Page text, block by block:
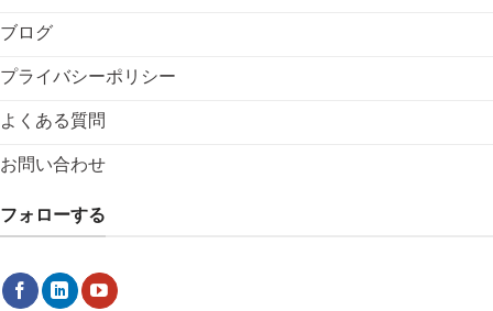
ブログ
プライバシーポリシー
よくある質問
お問い合わせ
フォローする